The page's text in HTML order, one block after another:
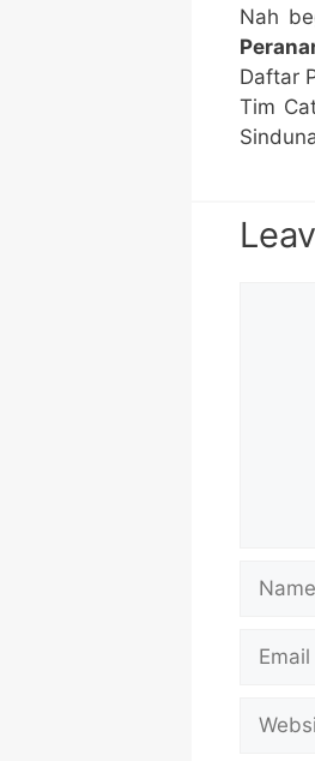
Nah
Daftar
Tim
Name
Email
Website